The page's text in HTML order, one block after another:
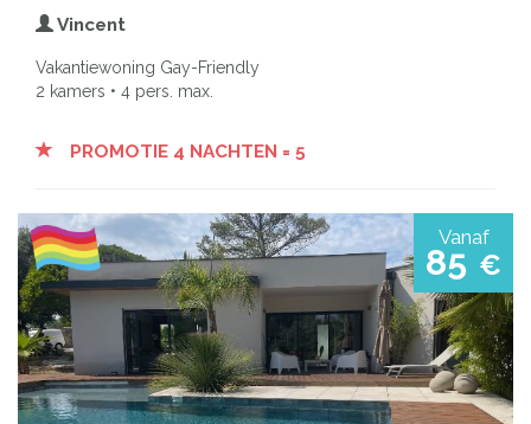
Vincent
Vakantiewoning Gay-Friendly
2 kamers • 4 pers. max.
PROMOTIE 4 NACHTEN = 5
Vanaf
85 €